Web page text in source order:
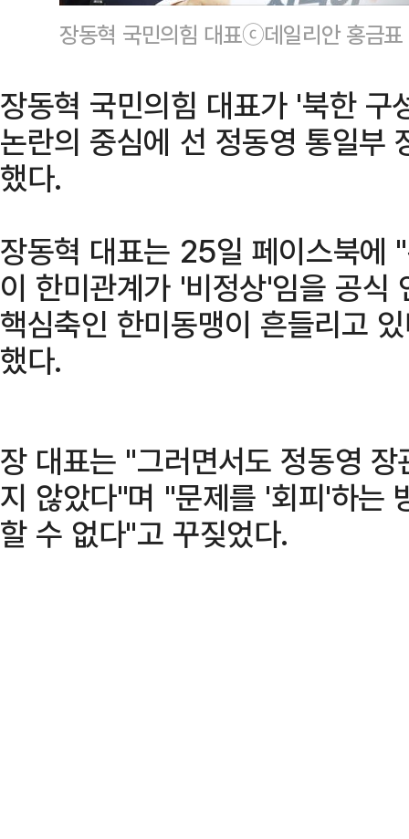
장동혁 국민의힘 대표ⓒ데일리안 홍금표
장동혁 국민의힘 대표가 '북한
논란의 중심에 선 정동영 통일부
했다.
장동혁 대표는 25일 페이스북에
이 한미관계가 '비정상'임을 공식
핵심축인 한미동맹이 흔들리고
했다.
장 대표는 "그러면서도 정동영
지 않았다"며 "문제를 '회피'하는
할 수 없다"고 꾸짖었다.